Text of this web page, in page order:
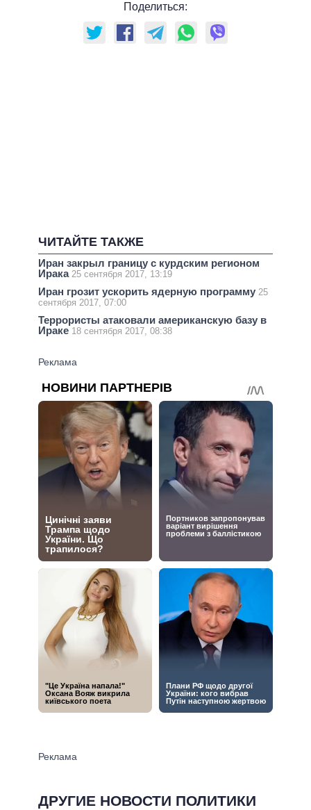
Поделиться:
ЧИТАЙТЕ ТАКЖЕ
Иран закрыл границу с курдским регионом
Ирака 25 сентября 2017, 13:19
Иран грозит ускорить ядерную программу 25
сентября 2017, 07:00
Террористы атаковали американскую базу в
Ираке 18 сентября 2017, 08:38
ДРУГИЕ НОВОСТИ ПОЛИТИКИ